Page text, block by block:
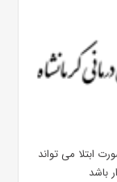
ابتلا می تواند
باشد